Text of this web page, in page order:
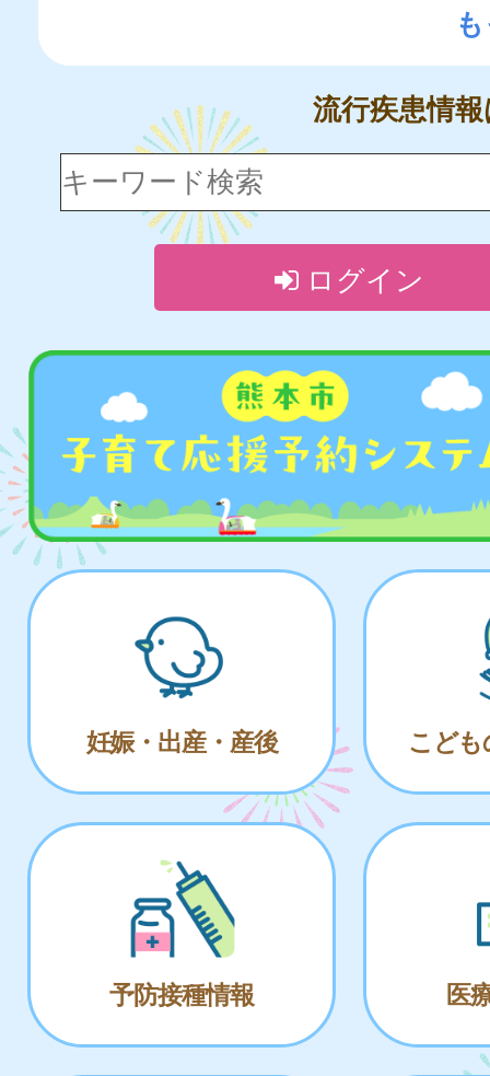
流行疾患情
ログイン
妊娠・出産・産後 こど
予防接種情報 医